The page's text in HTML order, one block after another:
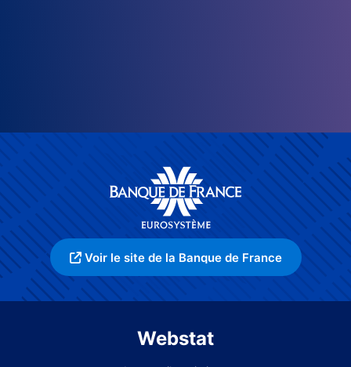
Voir le site de la Banque de France
Webstat